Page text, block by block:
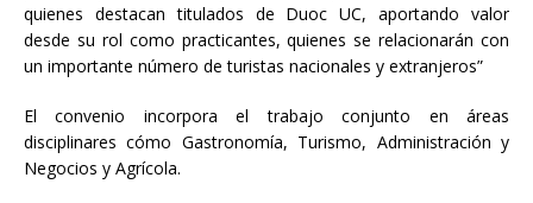
quienes destacan titulados de Duoc UC, aportando valor
desde su rol como practicantes, quienes se relacionarán con
un importante número de turistas nacionales y extranjeros”
El convenio incorpora el trabajo conjunto en áreas
disciplinares cómo Gastronomía, Turismo, Administración y
Negocios y Agrícola.